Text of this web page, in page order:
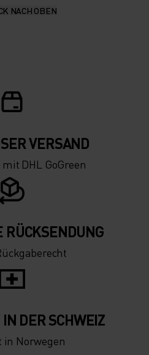
-5°
-15°
-20°
-25°
-30°
NACH OBEN
VERSAND
DHL GoGreen
RÜCKSENDUNG
DER SCHWEIZ
in Norwegen